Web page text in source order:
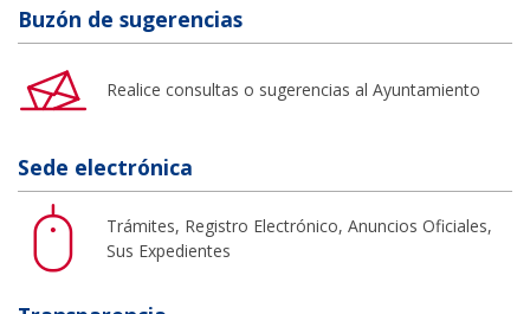
Buzón de sugerencias
Realice consultas o sugerencias al Ayuntamiento
Sede electrónica
Trámites, Registro Electrónico, Anuncios Oficiales,
Sus Expedientes